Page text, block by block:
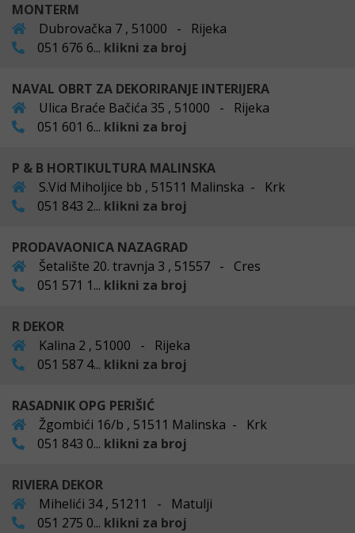
MONTERM
Dubrovačka 7 , 51000 - Rijeka
051 676 6... klikni za broj
NAVAL OBRT ZA DEKORIRANJE INTERIJERA
Ulica Braće Bačića 35 , 51000 - Rijeka
051 601 6... klikni za broj
P & B HORTIKULTURA MALINSKA
S.Vid Miholjice bb , 51511 Malinska - Krk
051 843 2... klikni za broj
PRODAVAONICA NAZAGRAD
Šetalište 20. travnja 3 , 51557 - Cres
051 571 1... klikni za broj
R DEKOR
Kalina 2 , 51000 - Rijeka
051 587 4... klikni za broj
RASADNIK OPG PERIŠIĆ
Žgombići 16/b , 51511 Malinska - Krk
051 843 0... klikni za broj
RIVIERA DEKOR
Mihelići 34 , 51211 - Matulji
051 275 0... klikni za broj